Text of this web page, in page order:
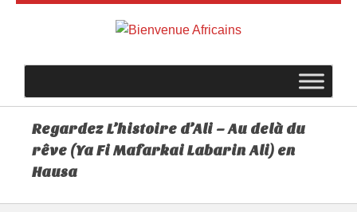
Regardez L’histoire d’Ali – Au delà du
rêve (Ya Fi Mafarkai Labarin Ali) en
Hausa